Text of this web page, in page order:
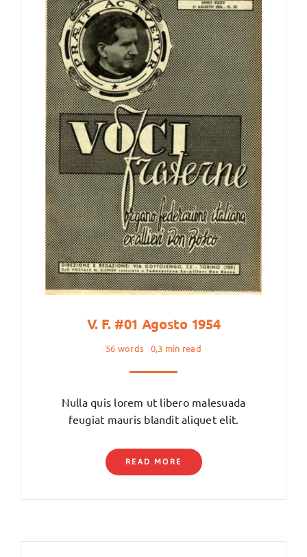
V. F. #01 Agosto 1954
56 words 0,3 min read
Nulla quis lorem ut libero malesuada
feugiat mauris blandit aliquet elit.
READ MORE